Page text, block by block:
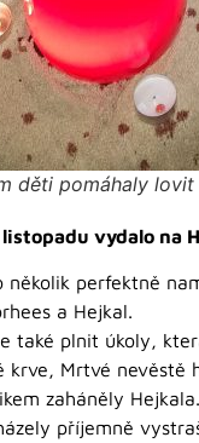
děti pomáhaly
vydalo na
perfektně
a Hejkal.
také plnit úkoly,
Mrtvé
zaháněly
příjemně